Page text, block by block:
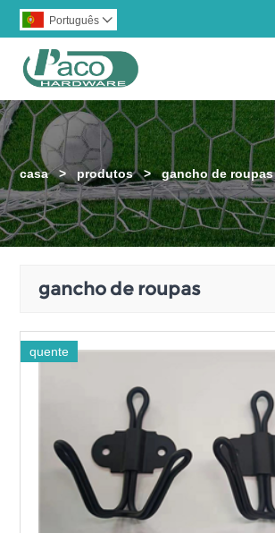
Português 
casa > produtos > gancho de roupas
gancho de roupas
quente